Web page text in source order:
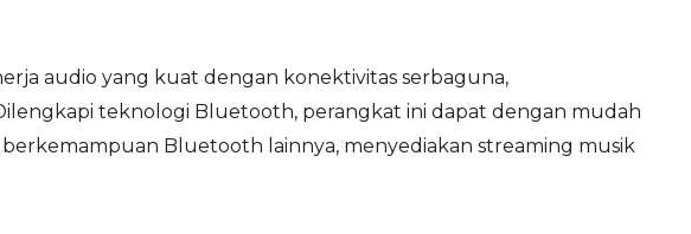
audio yang kuat dengan konektivitas serbaguna,
teknologi Bluetooth, perangkat ini dapat dengan mudah
Bluetooth lainnya, menyediakan streaming musik